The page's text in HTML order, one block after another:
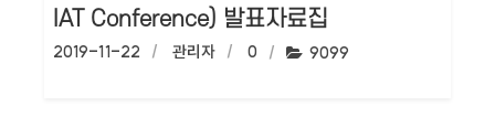
IAT Conference) 발표자료집
작성일:
2019-11-22 작성자:
관리자 댓글수:
0 조회수:
9099